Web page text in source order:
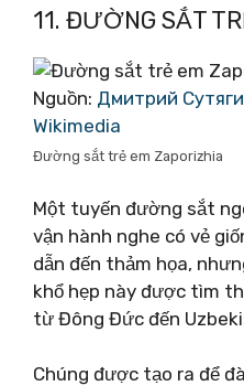
11. ĐƯỜNG SẮT
Nguồn: Дмитрий
Wikimedia
Đường sắt trẻ em Zaporizhia
Một tuyến đường sắt
vận hành nghe có vẻ
dẫn đến thảm họa,
khổ hẹp này được tìm
từ Đông Đức đến
Chúng được tạo ra để